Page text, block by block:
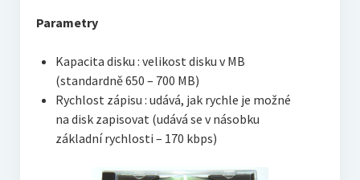
Parametry
Kapacita disku : velikost disku v MB
(standardně 650 – 700 MB)
Rychlost zápisu : udává, jak rychle je možné
na disk zapisovat (udává se v násobku
základní rychlosti – 170 kbps)